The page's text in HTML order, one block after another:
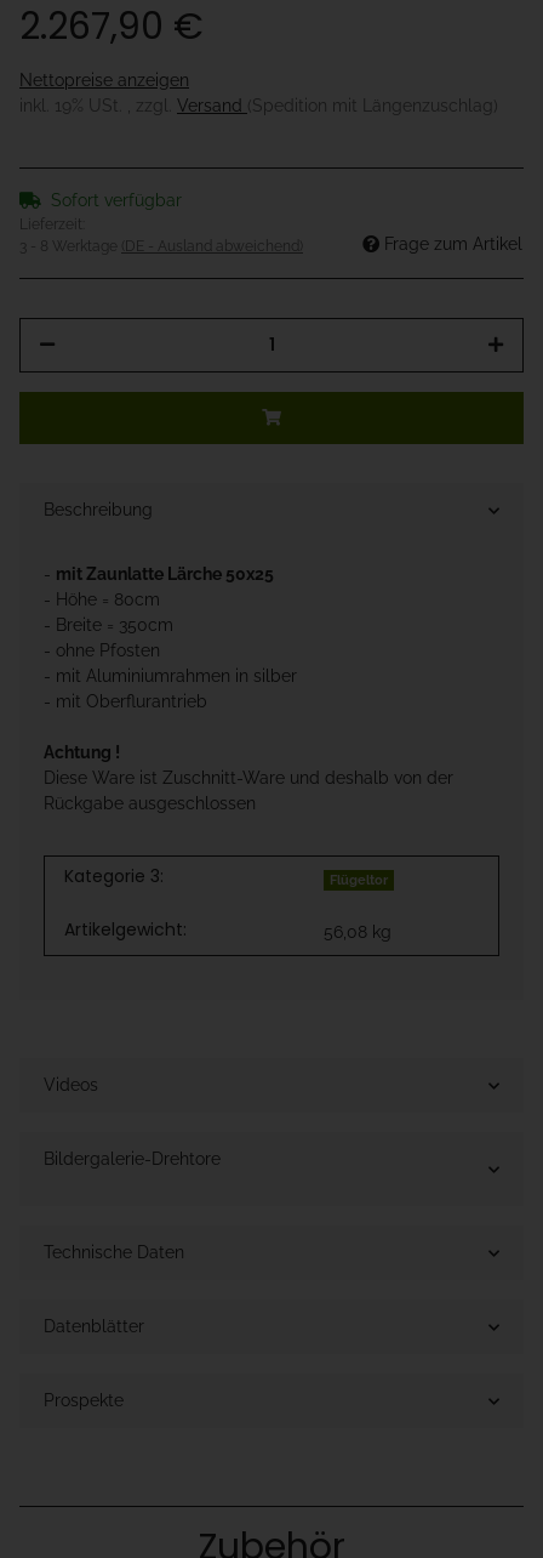
2.267,90 €
Nettopreise anzeigen
inkl. 19% USt. , zzgl. Versand (Spedition mit Längenzuschlag)
Sofort verfügbar
Lieferzeit:
3 - 8 Werktage
(DE - Ausland abweichend) Frage zum Artikel
Beschreibung
- mit Zaunlatte Lärche 50x25
- Höhe = 80cm
- Breite = 350cm
- ohne Pfosten
- mit Aluminiumrahmen in silber
- mit Oberflurantrieb
Achtung !
Diese Ware ist Zuschnitt-Ware und deshalb von der
Rückgabe ausgeschlossen
Kategorie 3: Flügeltor
Artikelgewicht: 56,08 kg
Videos
Bildergalerie-Drehtore
Technische Daten
Datenblätter
Prospekte
Zubehör